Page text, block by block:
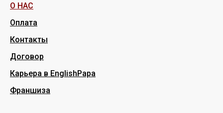
О НАС
Оплата
Контакты
Договор
Карьера в EnglishPapa
Франшиза